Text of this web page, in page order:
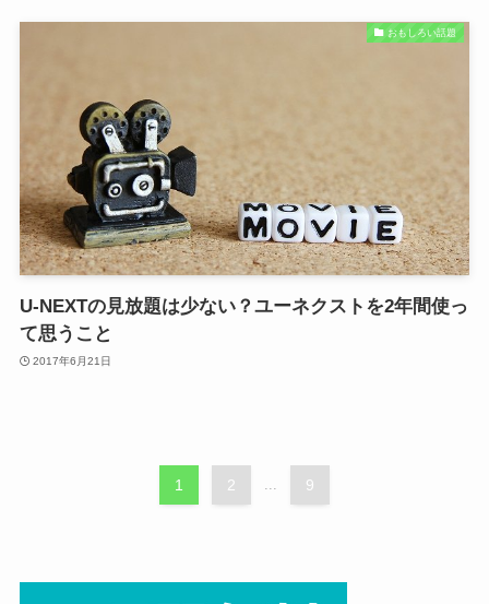
おもしろい話題
U-NEXTの見放題は少ない？ユーネクストを2年間使っ
て思うこと
2017年6月21日
1 2 ... 9